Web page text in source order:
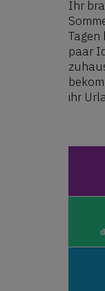
Ihr
Tagen
paar
ihr